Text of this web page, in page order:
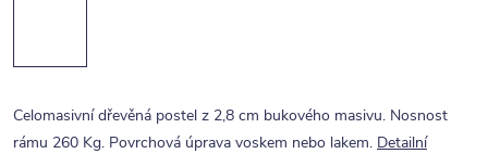
Celomasivní dřevěná postel z 2,8 cm bukového masivu. Nosnost
rámu 260 Kg. Povrchová úprava voskem nebo lakem. Detailní